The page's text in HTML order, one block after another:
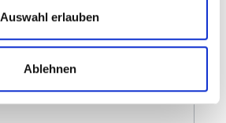
Auswahl erlauben
Ablehnen